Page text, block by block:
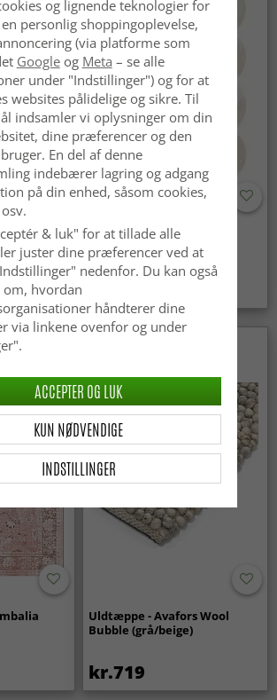
brug -
Bølget ryatæppe - Aranga
Super Soft Fur (beige)
Uldtæppe - Avafors Wool
Bubble (grå/beige)
kr.719
og lignende teknologier for
personlig shoppingoplevelse,
(via platforme som
Googleog Meta – se alle
under "Indstillinger") og for at
websites pålidelige og sikre. Til
indsamler vi oplysninger om din
dine præferencer og den
En del af denne
indebærer lagring og adgang
på din enhed, såsom cookies,
& luk" for at tillade alle
juster dine præferencer ved at
nedenfor. Du kan også
hvordan
håndterer dine
via linkene ovenfor og under
INDSTILLINGER
KUN NØDVENDIGE
ACCEPTER OG LUK